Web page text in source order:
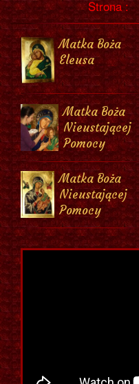
Strona :
Matka Boża
Eleusa
Matka Boża
Nieustającej
Pomocy
Matka Boża
Nieustającej
Pomocy